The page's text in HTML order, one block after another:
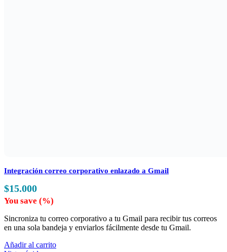
Integración correo corporativo enlazado a Gmail
$15.000
You save (%)
Sincroniza tu correo corporativo a tu Gmail para recibir tus correos
en una sola bandeja y enviarlos fácilmente desde tu Gmail.
Añadir al carrito